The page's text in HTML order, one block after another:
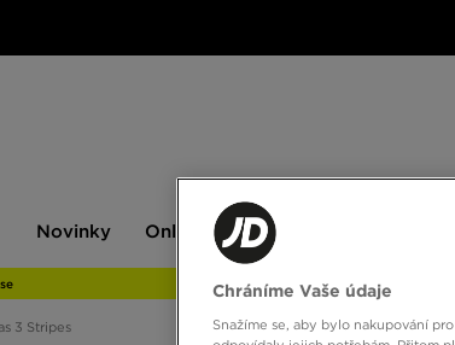
Novinky
JD
Only at JD
Pánské
Pánské
3 Stripes
Chráníme Vaše údaje
Snažíme se, aby bylo nakupování